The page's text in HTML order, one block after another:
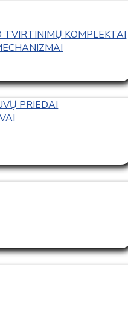
TVIRTINIMŲ KOMPLEKTAI
PRIEDAI